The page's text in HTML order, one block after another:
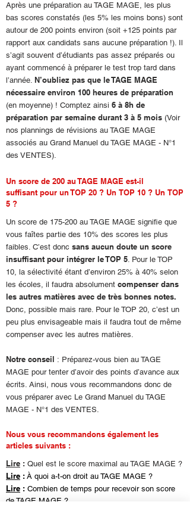
Après une préparation au TAGE MAGE, les plus
bas scores constatés (les 5% les moins bons) sont
autour de 200 points environ (soit +125 points par
rapport aux candidats sans aucune préparation !). Il
s’agit souvent d’étudiants pas assez préparés ou
ayant commencé à préparer le test trop tard dans
l’année. N’oubliez pas que le TAGE MAGE
nécessaire environ 100 heures de préparation
(en moyenne) ! Comptez ainsi 6 à 8h de
préparation par semaine durant 3 à 5 mois (Voir
nos plannings de révisions au TAGE MAGE
associés au Grand Manuel du TAGE MAGE - N°1
des VENTES).
Un score de 200 au TAGE MAGE est-il
suffisant pour un TOP 20 ? Un TOP 10 ? Un TOP
5 ?
Un score de 175-200 au TAGE MAGE signifie que
vous faîtes partie des 10% des scores les plus
faibles. C’est donc sans aucun doute un score
insuffisant pour intégrer le TOP 5. Pour le TOP
10, la sélectivité étant d’environ 25% à 40% selon
les écoles, il faudra absolument compenser dans
les autres matières avec de très bonnes notes.
Donc, possible mais rare. Pour le TOP 20, c’est un
peu plus envisageable mais il faudra tout de même
compenser avec les autres matières.
Notre conseil : Préparez-vous bien au TAGE
MAGE pour tenter d’avoir des points d’avance aux
écrits. Ainsi, nous vous recommandons donc de
vous préparer avec Le Grand Manuel du TAGE
MAGE - N°1 des VENTES.
Nous vous recommandons également les
articles suivants :
Lire : Quel est le score maximal au TAGE MAGE ?
Lire : À quoi a-t-on droit au TAGE MAGE ?
Lire : Combien de temps pour recevoir son score
de TAGE MAGE ?